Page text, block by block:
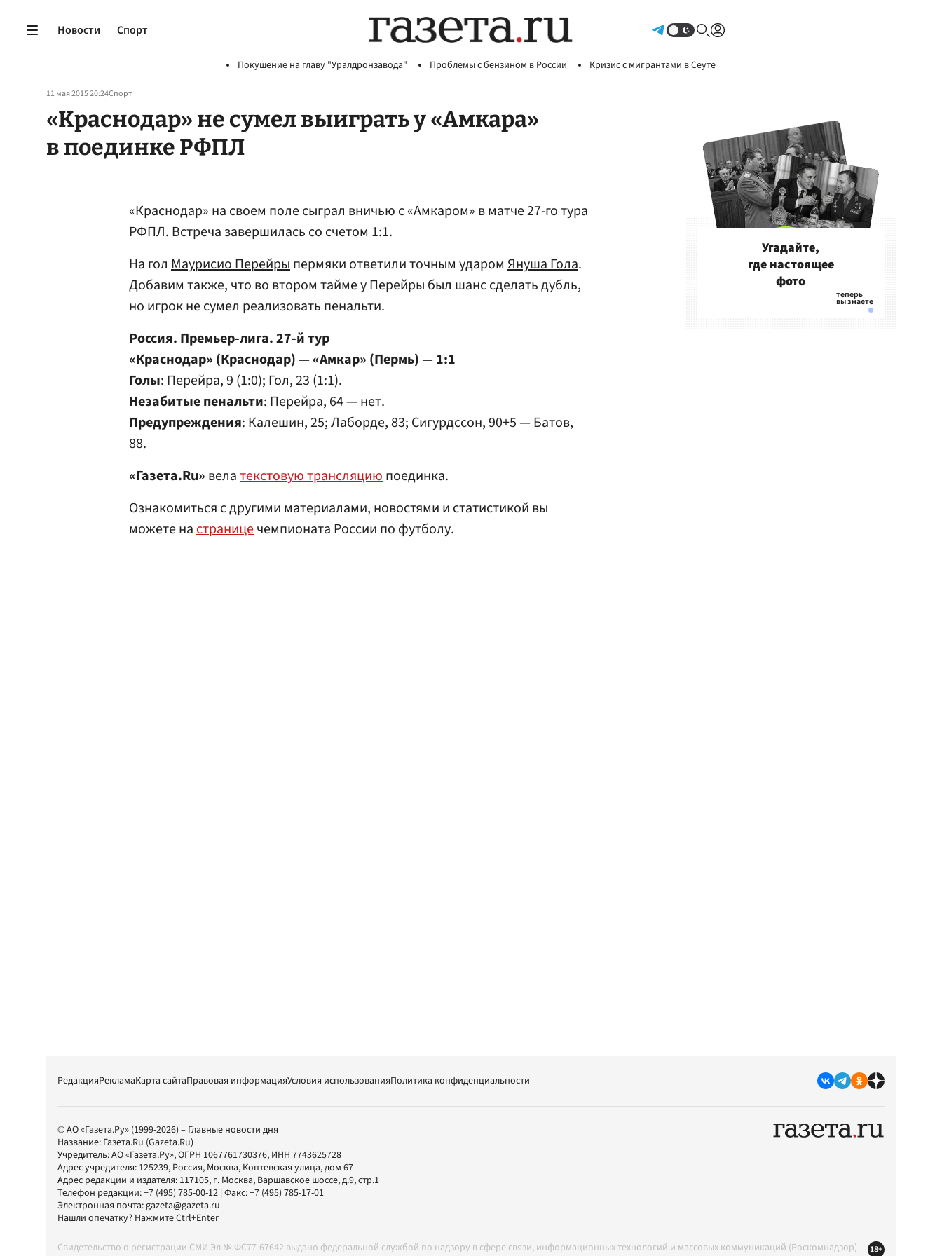
Новости Спорт
Покушение на главу "Уралдронзавода" Проблемы с бензином в России Кризис с мигрантами в Сеуте
11 мая 2015 20:24Спорт
«Краснодар» не сумел выиграть у «Амкара»
в поединке РФПЛ
«Краснодар» на своем поле сыграл вничью с «Амкаром» в матче 27-го тура
РФПЛ. Встреча завершилась со счетом 1:1.
На гол Маурисио Перейрыпермяки ответили точным ударом Януша Гола.
Добавим также, что во втором тайме у Перейры был шанс сделать дубль,
но игрок не сумел реализовать пенальти.
Россия. Премьер-лига. 27-й тур
«Краснодар» (Краснодар) — «Амкар» (Пермь) — 1:1
Голы: Перейра, 9 (1:0); Гол, 23 (1:1).
Незабитые пенальти: Перейра, 64 — нет.
Предупреждения: Калешин, 25; Лаборде, 83; Сигурдссон, 90+5 — Батов,
88.
«Газета.Ru» велатекстовую трансляциюпоединка.
Ознакомиться с другими материалами, новостями и статистикой вы
можете настраницечемпионата России по футболу.
Угадайте,
где настоящее
фото
РедакцияРекламаКарта сайтаПравовая информацияУсловия использованияПолитика конфиденциальности
© АО «Газета.Ру» (1999-2026) – Главные новости дня
Название: Газета.Ru (Gazeta.Ru)
Учредитель:АО «Газета.Ру», ОГРН 1067761730376, ИНН 7743625728
Адрес учредителя: 125239, Россия, Москва, Коптевская улица, дом 67
Адрес редакции и издателя: 117105, г. Москва, Варшавское шоссе, д.9, стр.1
Телефон редакции:+7 (495) 785-00-12 | Факс:+7 (495) 785-17-01
Электронная почта:gazeta@gazeta.ru
Нашли опечатку? Нажмите Ctrl+Enter
Свидетельство о регистрации СМИ Эл № ФС77-67642 выдано федеральной службой по надзору в сфере связи, информационных технологий и массовых коммуникаций (Роскомнадзор)
18+